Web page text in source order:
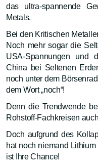
das ultra-spannende
Metals.
Bei den Kritischen
Noch mehr sogar die
USA-Spannungen und
China bei Seltenen
noch unter dem
dem Wort „noch“!
Denn die Trendwende
Rohstoff-Fachkreisen
Doch aufgrund des
hat noch niemand
ist Ihre Chance!